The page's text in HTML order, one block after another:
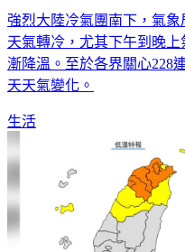
強烈大陸冷氣團南下，氣
天氣轉冷，尤其下午到晚
漸降溫。至於各界關心228
天天氣變化。
生活